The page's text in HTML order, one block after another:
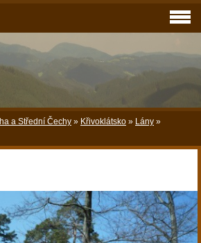
a Střední Čechy » Křivoklátsko » Lány »